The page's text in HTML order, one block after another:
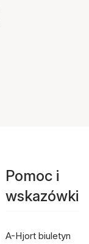
Pomoc i
wskazówki
A-Hjort biuletyn